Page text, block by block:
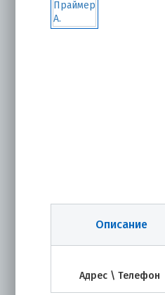
Описание
Адрес \ Телефон